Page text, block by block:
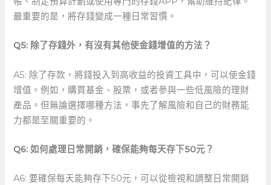
最重要的是，將存錢變成一種日常習慣。
Q5: 除了存錢外，有沒有其他使金錢增值的方法？
A5: 除了存款，將錢投入到高收益的投資工具中，可以使金錢
增值。例如，購買基金、股票，或者參與一些低風險的理財
產品。但無論選擇哪種方法，事先了解風險和自己的財務能
力都是至關重要的。
Q6: ⁤如何處理日常開銷，確保能夠每天存下50元？
A6: 要確保每天能夠存下50元，可以從檢視和調整日常開銷